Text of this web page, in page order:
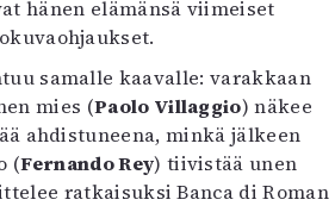
hänen elämänsä viimeiset
samalle kaavalle: varakkaan
mies (Paolo Villaggio) näkee
ahdistuneena, minkä jälkeen
(Fernando Rey) tiivistää unen
ratkaisuksi Banca di Roman